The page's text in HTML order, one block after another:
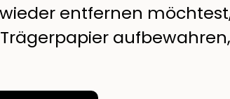
entfernen